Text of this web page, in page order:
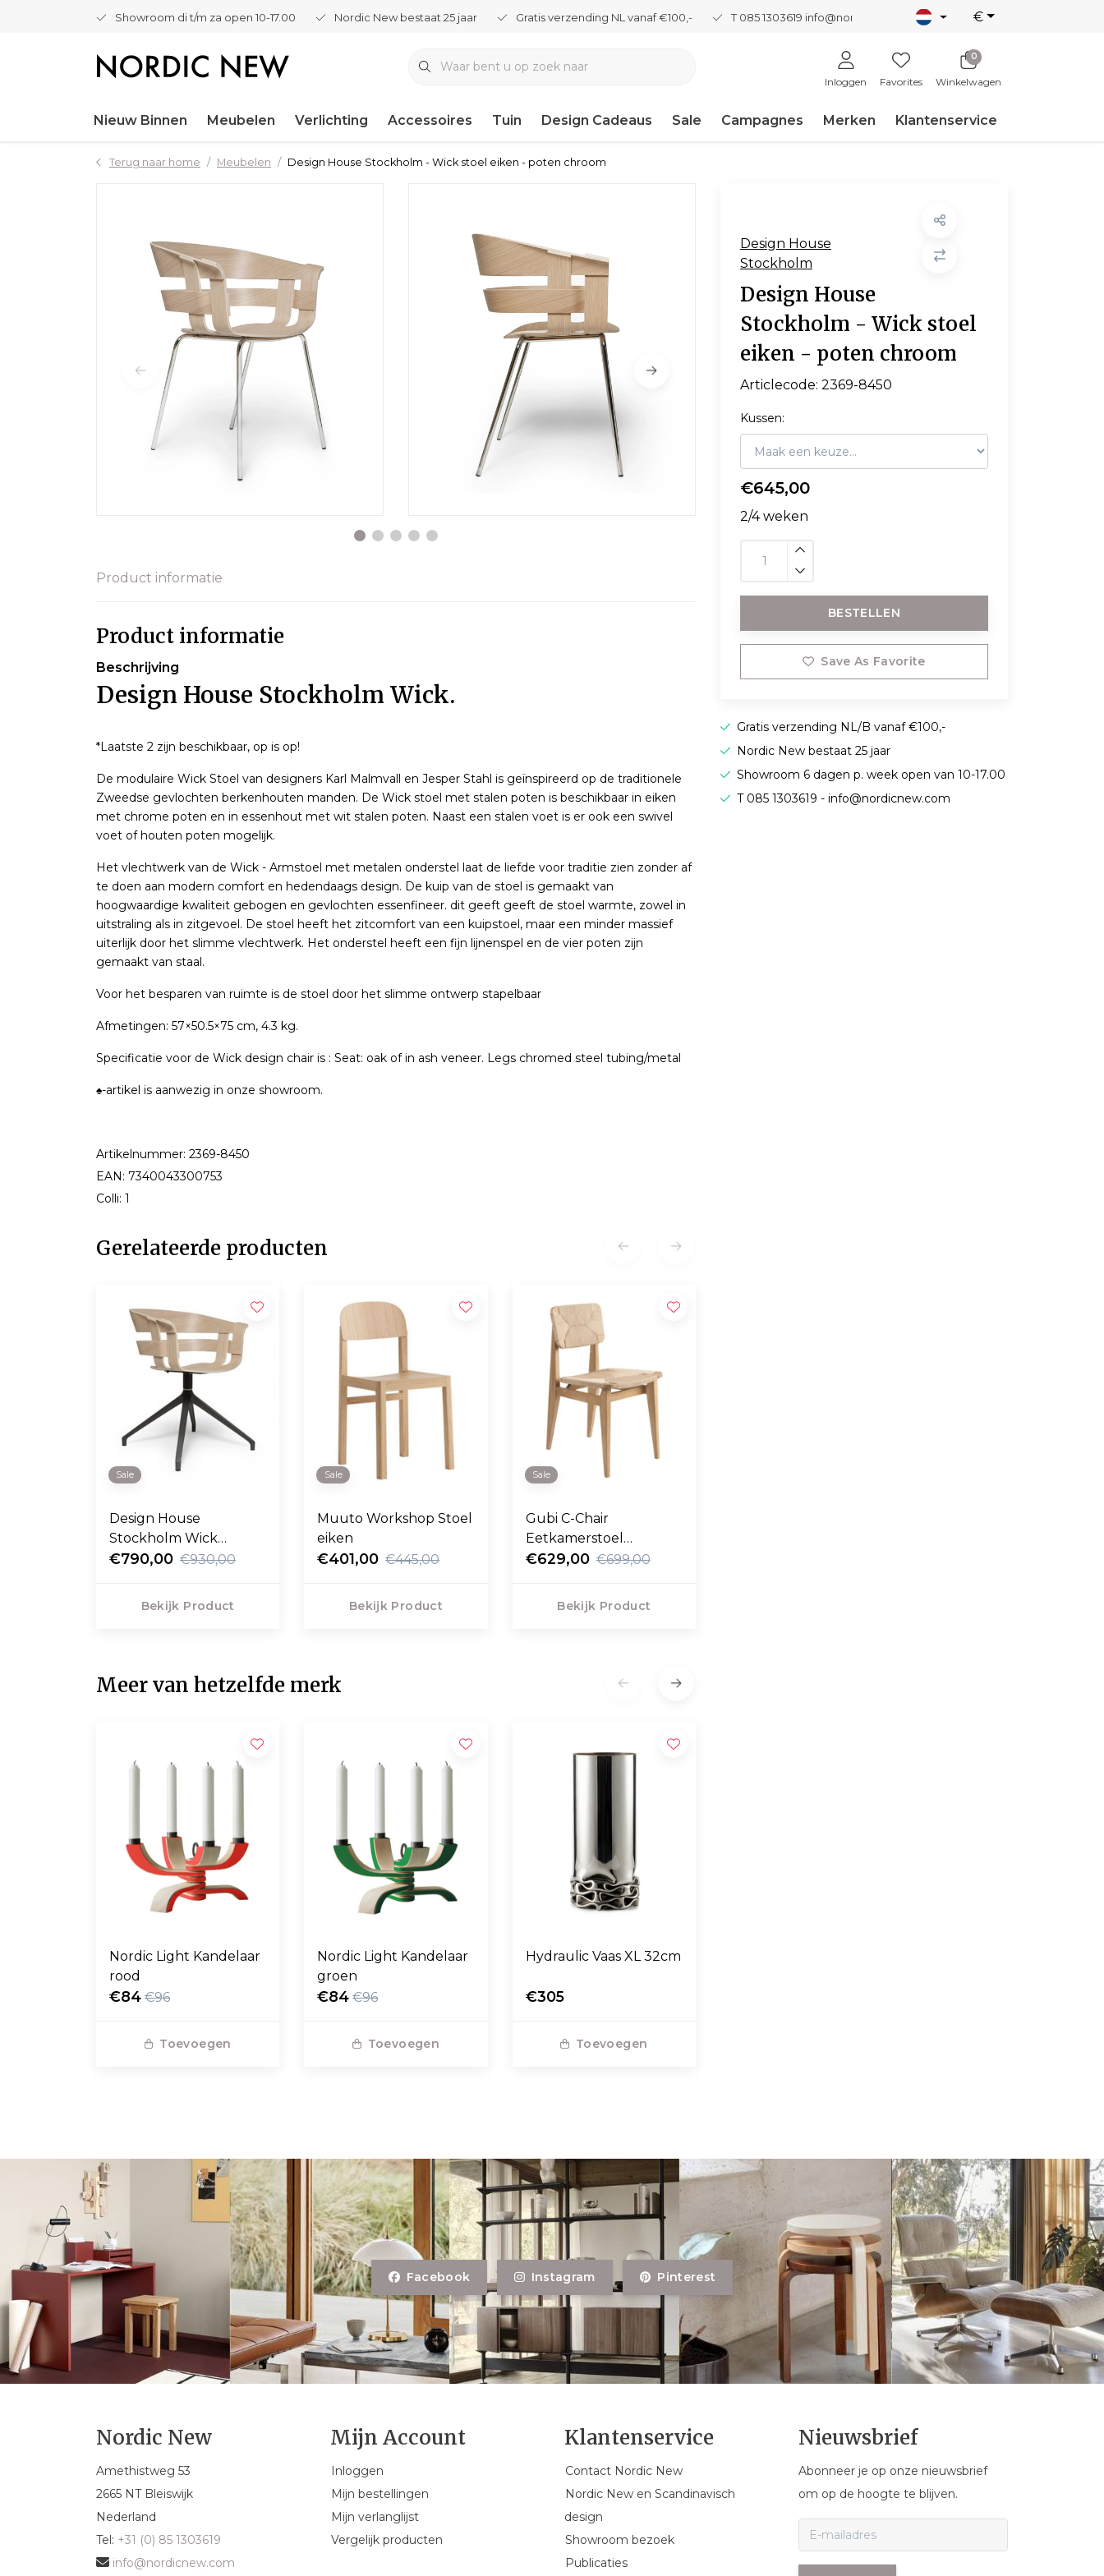
Showroom di t/m za open 10-17.00 Nordic New bestaat 25 jaar Gratis verzending NL vanaf €100,- T 085 1303619 info@nordicnew.nl €
Inloggen Favorites
0
Winkelwagen
Nieuw Binnen Meubelen Verlichting Accessoires Tuin Design Cadeaus Sale Campagnes Merken Klantenservice
Terug naar home Meubelen Design House Stockholm - Wick stoel eiken - poten chroom
Design House
Stockholm
Design House
Stockholm - Wick stoel
eiken - poten chroom
Articlecode: 2369-8450
Kussen:
€645,00
2/4 weken
BESTELLEN
Save As Favorite
Gratis verzending NL/B vanaf €100,-
Nordic New bestaat 25 jaar
Showroom 6 dagen p. week open van 10-17.00
T 085 1303619 -info@nordicnew.com
Product informatie
Product informatie
Beschrijving
Design House Stockholm Wick.
*Laatste 2 zijn beschikbaar, op is op!
De modulaire Wick Stoel van designers Karl Malmvall en Jesper Stahl is geïnspireerd op de traditionele
Zweedse gevlochten berkenhouten manden. De Wick stoel met stalen poten is beschikbaar in eiken
met chrome poten en in essenhout met wit stalen poten. Naast een stalen voet is er ook een swivel
voet of houten poten mogelijk.
Het vlechtwerk van de Wick - Armstoel met metalen onderstel laat de liefde voor traditie zien zonder af
te doen aan modern comfort en hedendaags design. De kuip van de stoel is gemaakt van
hoogwaardige kwaliteit gebogen en gevlochten essenfineer. dit geeft geeft de stoel warmte, zowel in
uitstraling als in zitgevoel. De stoel heeft het zitcomfort van een kuipstoel, maar een minder massief
uiterlijk door het slimme vlechtwerk. Het onderstel heeft een fijn lijnenspel en de vier poten zijn
gemaakt van staal.
Voor het besparen van ruimte is de stoel door het slimme ontwerp stapelbaar
Afmetingen: 57×50.5×75 cm, 4.3 kg.
Specificatie voor de Wick design chair is : Seat: oak of in ash veneer. Legs chromed steel tubing/metal
♠-artikel is aanwezig in onze showroom.
Artikelnummer: 2369-8450
EAN: 7340043300753
Colli: 1
Gerelateerde producten
Sale
Design House
Stockholm Wick
Bureaustoel swivel
€790,00 €930,00
Bekijk Product
Sale
Muuto Workshop Stoel
eiken
€401,00 €445,00
Bekijk Product
Sale
Gubi C-Chair
Eetkamerstoel
Papiertouw
€629,00 €699,00
Bekijk Product
Meer van hetzelfde merk
Nordic Light Kandelaar
rood
€84 €96
Toevoegen
Nordic Light Kandelaar
groen
€84 €96
Toevoegen
Hydraulic Vaas XL 32cm
€305
Toevoegen
Facebook Instagram Pinterest
Nordic New
Amethistweg 53
2665 NT Bleiswijk
Nederland
Tel: +31 (0) 85 1303619
info@nordicnew.com
Mijn Account
Inloggen
Mijn bestellingen
Mijn verlanglijst
Vergelijk producten
Klantenservice
Contact Nordic New
Nordic New en Scandinavisch
design
Showroom bezoek
Publicaties
Nieuwsbrief
Abonneer je op onze nieuwsbrief
om op de hoogte te blijven.